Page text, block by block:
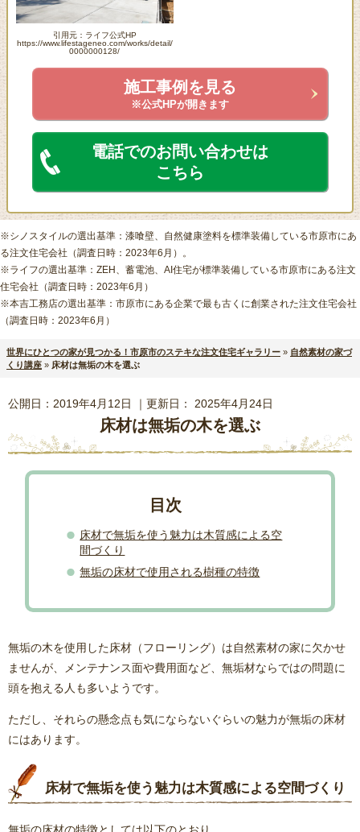
引用元：ライフ公式HP
https://www.lifestageneo.com/works/detail/
0000000128/
施工事例を見る
※公式HPが開きます
電話でのお問い合わせは
こちら
※シノスタイルの選出基準：漆喰壁、自然健康塗料を標準装備している市原市にあ
る注文住宅会社（調査日時：2023年6月）。
※ライフの選出基準：ZEH、蓄電池、AI住宅が標準装備している市原市にある注文
住宅会社（調査日時：2023年6月）
※本吉工務店の選出基準：市原市にある企業で最も古くに創業された注文住宅会社
（調査日時：2023年6月）
世界にひとつの家が見つかる！市原市のステキな注文住宅ギャラリー » 自然素材の家づ
くり講座 » 床材は無垢の木を選ぶ
公開日： 2019年4月12日 ｜更新日： 2025年4月24日
床材は無垢の木を選ぶ
床材で無垢を使う魅力は木質感による空
間づくり
無垢の床材で使用される樹種の特徴
無垢の木を使用した床材（フローリング）は自然素材の家に欠かせ
ませんが、メンテナンス面や費用面など、無垢材ならではの問題に
頭を抱える人も多いようです。
ただし、それらの懸念点も気にならないぐらいの魅力が無垢の床材
にはあります。
床材で無垢を使う魅力は木質感による空間づくり
無垢の床材の特徴としては以下のとおり。